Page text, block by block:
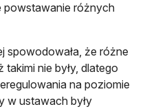
powstawanie różnych
spowodowała, że różne
nie były, dlatego
na poziomie
w ustawach były